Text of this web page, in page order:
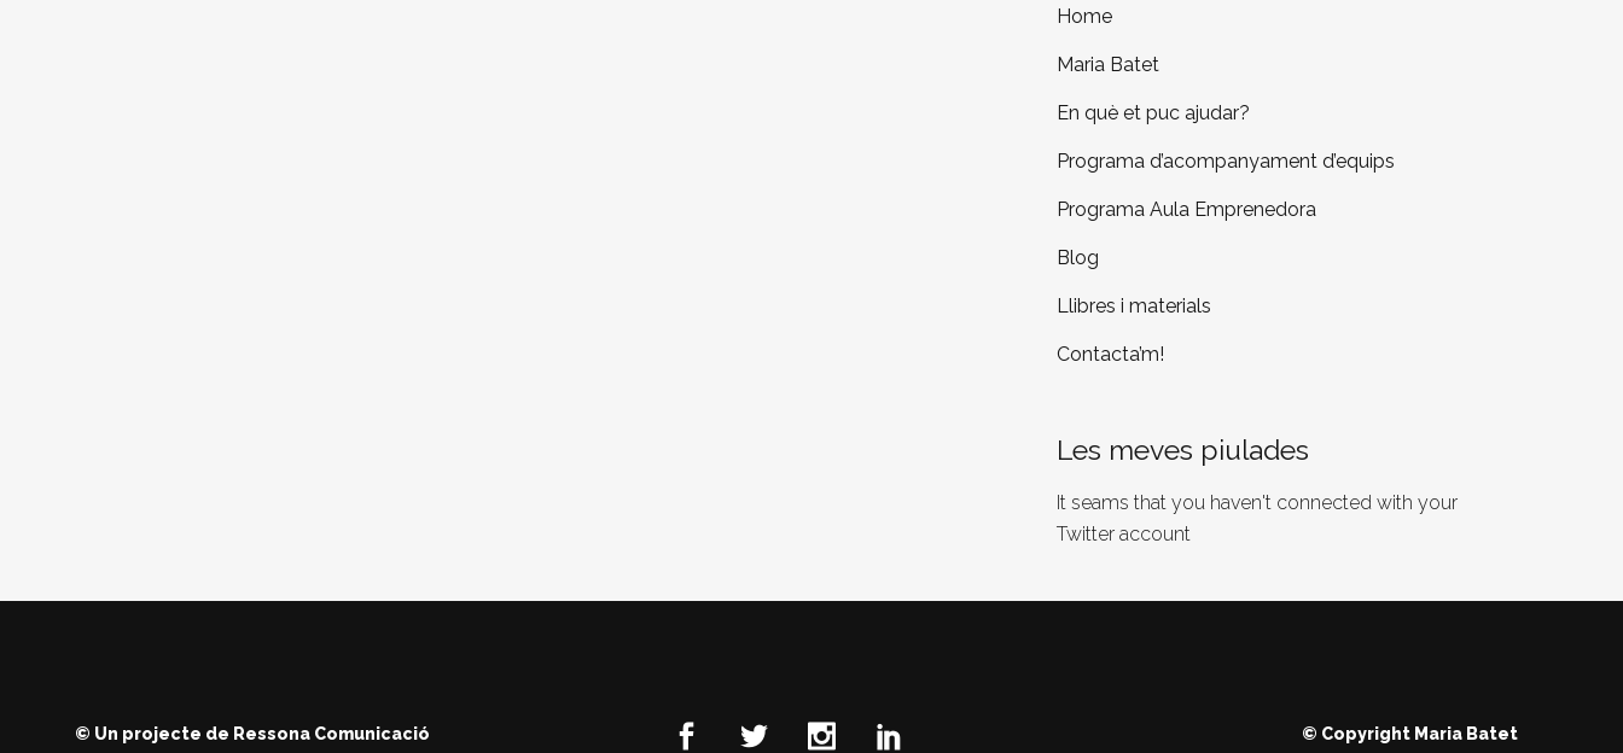
Home
Maria Batet
En què et puc ajudar?
Programa d’acompanyament d’equips
Programa Aula Emprenedora
Blog
Llibres i materials
Contacta’m!
Les meves piulades
It seams that you haven't connected with your
Twitter account
© Un projecte de Ressona Comunicació © Copyright Maria Batet